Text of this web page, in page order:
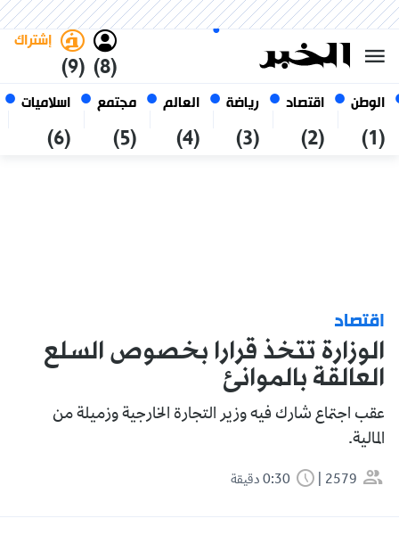
الوطن
(1)
اقتصاد
(2)
رياضة
(3)
العالم
(4)
مجتمع
(5)
اسلاميات
(6)
(8)
إشتراك
(9)
06 أغسطس 2026
الجزائر
اقتصاد
الوزارة تتخذ قرارا بخصوص السلع
العالقة بالموانئ
عقب اجتماع شارك فيه وزير التجارة الخارجية وزميلة من
المالية.
2579